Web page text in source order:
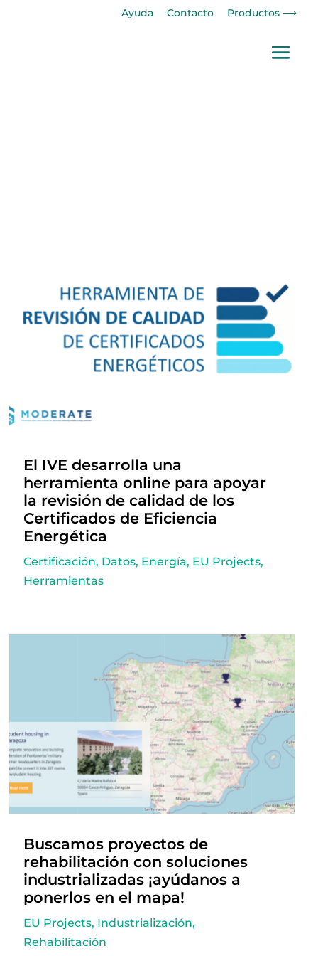
Ayuda Contacto Productos ⟶
El IVE desarrolla una
herramienta online para apoyar
la revisión de calidad de los
Certificados de Eficiencia
Energética
Certificación, Datos, Energía, EU Projects,
Herramientas
Buscamos proyectos de
rehabilitación con soluciones
industrializadas ¡ayúdanos a
ponerlos en el mapa!
EU Projects, Industrialización,
Rehabilitación